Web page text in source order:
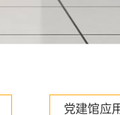
党建馆应